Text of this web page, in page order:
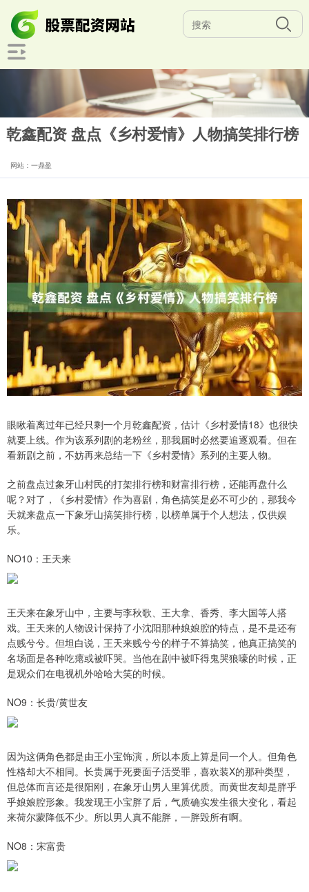
乾鑫配资 盘点《乡村爱情》人物搞笑排行榜
网站：一鼎盈
眼瞅着离过年已经只剩一个月乾鑫配资，估计《乡村爱情18》也很快
就要上线。作为该系列剧的老粉丝，那我届时必然要追逐观看。但在
看新剧之前，不妨再来总结一下《乡村爱情》系列的主要人物。
之前盘点过象牙山村民的打架排行榜和财富排行榜，还能再盘什么
呢？对了，《乡村爱情》作为喜剧，角色搞笑是必不可少的，那我今
天就来盘点一下象牙山搞笑排行榜，以榜单属于个人想法，仅供娱
乐。
NO10：王天来
王天来在象牙山中，主要与李秋歌、王大拿、香秀、李大国等人搭
戏。王天来的人物设计保持了小沈阳那种娘娘腔的特点，是不是还有
点贱兮兮。但坦白说，王天来贱兮兮的样子不算搞笑，他真正搞笑的
名场面是各种吃瘪或被吓哭。当他在剧中被吓得鬼哭狼嚎的时候，正
是观众们在电视机外哈哈大笑的时候。
NO9：长贵/黄世友
因为这俩角色都是由王小宝饰演，所以本质上算是同一个人。但角色
性格却大不相同。长贵属于死要面子活受罪，喜欢装X的那种类型，
但总体而言还是很阳刚，在象牙山男人里算优质。而黄世友却是胖乎
乎娘娘腔形象。我发现王小宝胖了后，气质确实发生很大变化，看起
来荷尔蒙降低不少。所以男人真不能胖，一胖毁所有啊。
NO8：宋富贵